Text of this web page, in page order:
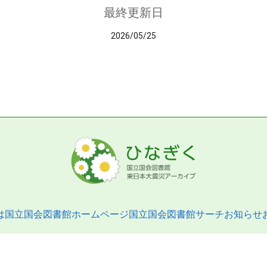
最終更新日
2026/05/25
国立国会図書館ホームページ国立国会図書館サーチお知らせ